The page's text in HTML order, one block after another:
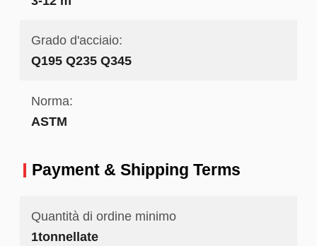
Grado d'acciaio:
Q195 Q235 Q345
Norma:
ASTM
Payment & Shipping Terms
Quantità di ordine minimo
1tonnellate